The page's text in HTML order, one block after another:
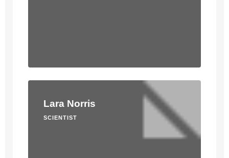
Lara Norris
SCIENTIST